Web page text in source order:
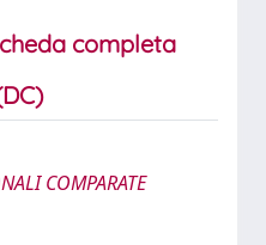
completa
COMPARATE